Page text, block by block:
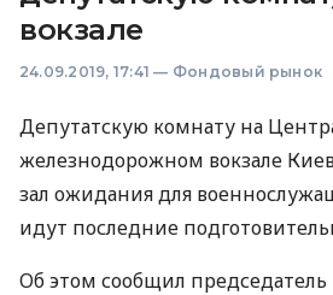
вокзале
24.09.2019, 17:41 — Фондовый рынок
Депутатскую комнату на
железнодорожном вокзале
зал ожидания для
идут последние
Об этом сообщил председатель